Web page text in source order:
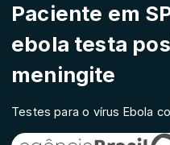
Paciente em
ebola testa
meningite
Testes para o vírus Ebola